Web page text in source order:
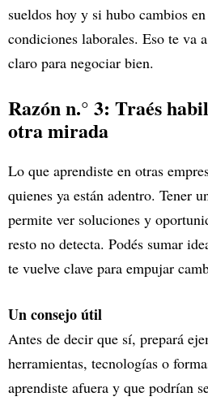
sueldos hoy y si hubo cambios
condiciones laborales. Eso te va
claro para negociar bien.
Razón n.° 3: Traés
otra mirada
Lo que aprendiste en otras
quienes ya están adentro. Tener
permite ver soluciones y
resto no detecta. Podés sumar
te vuelve clave para empujar
Un consejo útil
Antes de decir que sí, prepará
herramientas, tecnologías o
aprendiste afuera y que podrían